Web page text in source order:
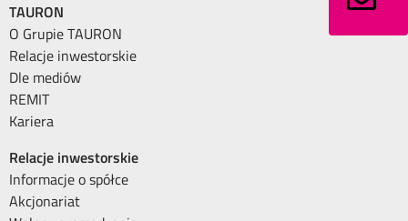
TAURON
O Grupie TAURON
Relacje inwestorskie
Dle mediów
REMIT
Kariera
Relacje inwestorskie
Informacje o spółce
Akcjonariat